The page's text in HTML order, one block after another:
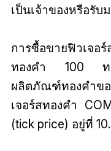
เป็นเจ้าของหรือรับ
การซื้อขายฟิวเจ
ทองคำ 100 ทร
ผลิตภัณฑ์ทองคำข
เจอร์สทองคำ
(tick price) อยู่ที่